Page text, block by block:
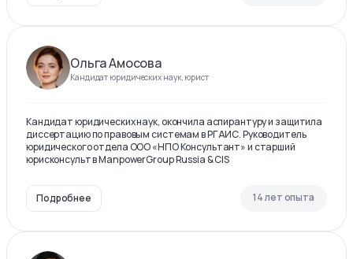
Ольга Амосова
Кандидат юридических наук, юрист
Кандидат юридических наук, окончила аспирантуру и защитила
диссертацию по правовым системам в РГАИС. Руководитель
юридического отдела ООО «НПО Консультант» и старший
юрисконсульт в ManpowerGroup Russia & CIS
Подробнее 14 лет опыта